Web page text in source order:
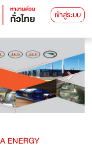
เข้าสู่ระบบ
ENERGY